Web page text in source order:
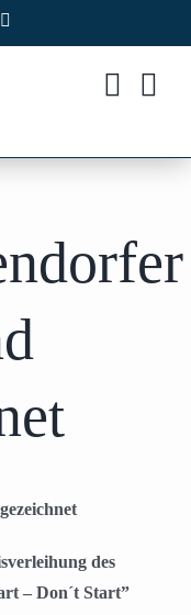
des
– Don´t Start”